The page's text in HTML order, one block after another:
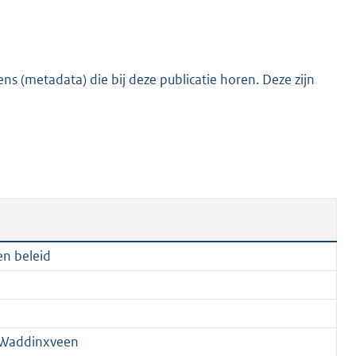
K
(metadata) die bij deze publicatie horen. Deze zijn
beleid